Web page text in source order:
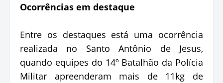
Ocorrências em destaque
Entre os destaques está uma ocorrência
realizada no Santo Antônio de Jesus,
quando equipes do 14º Batalhão da Polícia
Militar apreenderam mais de 11kg de